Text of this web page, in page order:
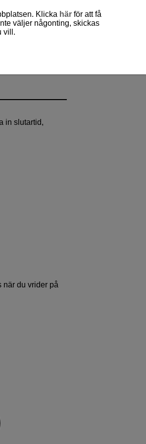
in slutartid,
när du vrider på
Klicka här för att få
väljer någonting, skickas
vill.